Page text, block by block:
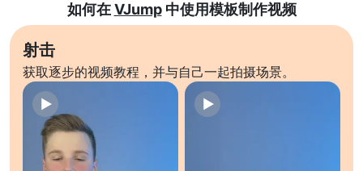
如何在VJump中使用模板制作视频
射击
获取逐步的视频教程，并与自己一起拍摄场景。